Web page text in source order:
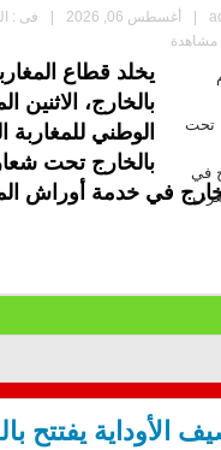
| أغسطس 06, 2026 | فى :
يخلد قطاع
بالخارج، الاثنين
الوطني للمغاربة
بالخارج تحت
الأوداية يفتتح